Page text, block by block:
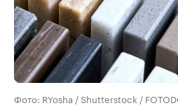
Фото: RYosha / Shutterstock /